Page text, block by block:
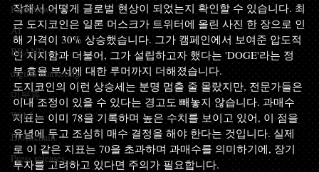
Paid News
AI
BRAND
digital marketing
미분류
Web3
Blockchain
Press releases
작해서 어떻게 글로벌 현상이 되었는지 확인할 수 있습니다. 최
근 도지코인은 일론 머스크가 트위터에 올린 사진 한 장으로 인
해 가격이 30% 상승했습니다. 그가 캠페인에서 보여준 압도적
인 지지함과 더불어, 그가 설립하고자 했다는 'DOGE'라는 정
부 효율 부서에 대한 루머까지 더해졌습니다.
도지코인의 이런 상승세는 분명 멈출 줄 몰랐지만, 전문가들은
이내 조정이 있을 수 있다는 경고도 빼놓지 않습니다. 과매수
지표는 이미 78을 기록하며 높은 수치를 보이고 있어, 이 점을
유념에 두고 조심히 매수 결정을 해야 한다는 것입니다. 실제
로 이 같은 지표는 70을 초과하며 과매수를 의미하기에, 장기
투자를 고려하고 있다면 주의가 필요합니다.